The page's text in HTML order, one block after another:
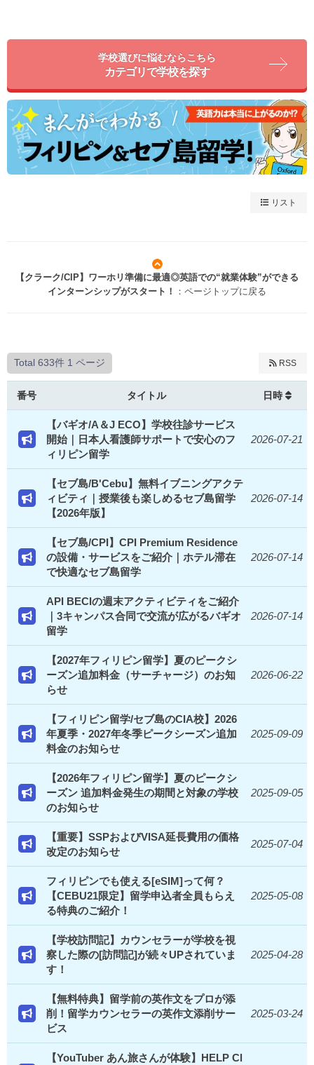
学校選びに悩むならこちら
カテゴリで学校を探す
リスト
【クラーク/CIP】ワーホリ準備に最適◎英語での“就業体験”ができる
インターンシップがスタート！
：ページトップに戻る
Total 633件 1 ページ RSS
番号 タイトル 日時
【バギオ/A＆J ECO】学校往診サービス
開始｜日本人看護師サポートで安心のフ
ィリピン留学
2026-07-21
【セブ島/B'Cebu】無料イブニングアクテ
ィビティ｜授業後も楽しめるセブ島留学
【2026年版】
2026-07-14
【セブ島/CPI】CPI Premium Residence
の設備・サービスをご紹介｜ホテル滞在
で快適なセブ島留学
2026-07-14
API BECIの週末アクティビティをご紹介
｜3キャンパス合同で交流が広がるバギオ
留学
2026-07-14
【2027年フィリピン留学】夏のピークシ
ーズン追加料金（サーチャージ）のお知
らせ
2026-06-22
【フィリピン留学/セブ島のCIA校】2026
年夏季・2027年冬季ピークシーズン追加
料金のお知らせ
2025-09-09
【2026年フィリピン留学】夏のピークシ
ーズン 追加料金発生の期間と対象の学校
のお知らせ
2025-09-05
【重要】SSPおよびVISA延長費用の価格
改定のお知らせ
2025-07-04
フィリピンでも使える[eSIM]って何？
【CEBU21限定】留学申込者全員もらえ
る特典のご紹介！
2025-05-08
【学校訪問記】カウンセラーが学校を視
察した際の[訪問記]が続々UPされていま
す！
2025-04-28
【無料特典】留学前の英作文をプロが添
削！留学カウンセラーの英作文添削サー
ビス
2025-03-24
【YouTuber あん旅さんが体験】HELP Cl